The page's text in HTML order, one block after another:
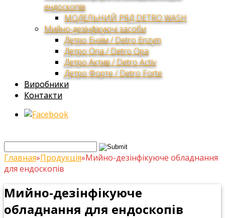
ендоскопів
МОДЕЛЬНИЙ РЯД DETRO WASH
Мийно-дезінфікуючі засоби
Детро Ензім / Detro Enzym
Детро Опа / Detro Opa
Детро Актив / Detro Activ
Детро Форте / Detro Forte
Виробники
Контакти
Главная»Продукція»Мийно-дезінфікуюче обладнання
для ендоскопів
Мийно-дезінфікуюче
обладнання для ендоскопів